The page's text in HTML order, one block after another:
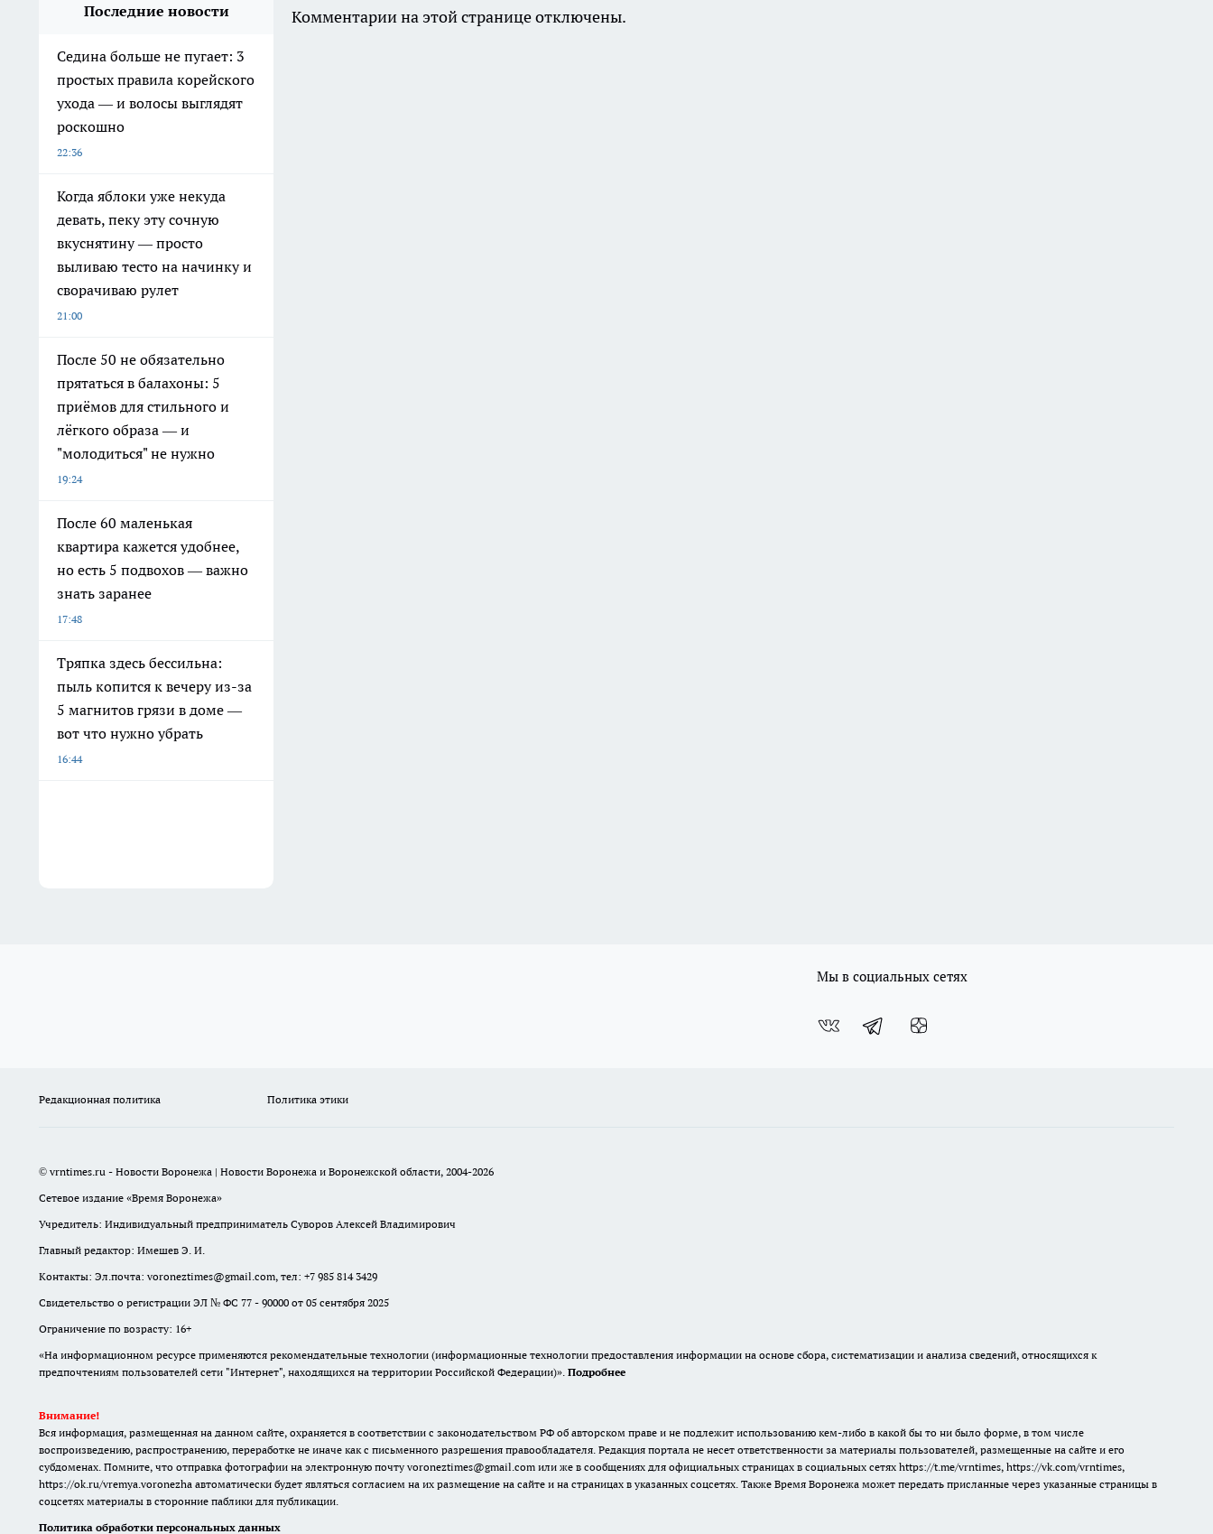
Последние новости
Седина больше не пугает: 3
простых правила корейского
ухода — и волосы выглядят
роскошно
22:36
Когда яблоки уже некуда
девать, пеку эту сочную
вкуснятину — просто
выливаю тесто на начинку и
сворачиваю рулет
21:00
После 50 не обязательно
прятаться в балахоны: 5
приёмов для стильного и
лёгкого образа — и
"молодиться" не нужно
19:24
После 60 маленькая
квартира кажется удобнее,
но есть 5 подвохов — важно
знать заранее
17:48
Тряпка здесь бессильна:
пыль копится к вечеру из-за
5 магнитов грязи в доме —
вот что нужно убрать
16:44
Комментарии на этой странице отключены.
Мы в социальных сетях
Редакционная политика Политика этики
© vrntimes.ru - Новости Воронежа | Новости Воронежа и Воронежской области, 2004-2026
Сетевое издание «Время Воронежа»
Учредитель: Индивидуальный предприниматель Суворов Алексей Владимирович
Главный редактор: Имешев Э. И.
Контакты: Эл.почта: voroneztimes@gmail.com, тел: +7 985 814 3429
Свидетельство о регистрации ЭЛ № ФС 77 - 90000 от 05 сентября 2025
Ограничение по возрасту: 16+
«На информационном ресурсе применяются рекомендательные технологии (информационные технологии предоставления информации на основе сбора, систематизации и анализа сведений, относящихся к
предпочтениям пользователей сети "Интернет", находящихся на территории Российской Федерации)». Подробнее
Внимание!
Вся информация, размещенная на данном сайте, охраняется в соответствии с законодательством РФ об авторском праве и не подлежит использованию кем-либо в какой бы то ни было форме, в том числе
воспроизведению, распространению, переработке не иначе как с письменного разрешения правообладателя. Редакция портала не несет ответственности за материалы пользователей, размещенные на сайте и его
субдоменах. Помните, что отправка фотографии на электронную почту voroneztimes@gmail.com или же в сообщениях для официальных страницах в социальных сетях https://t.me/vrntimes, https://vk.com/vrntimes,
https://ok.ru/vremya.voronezha автоматически будет являться согласием на их размещение на сайте и на страницах в указанных соцсетях. Также Время Воронежа может передать присланные через указанные страницы в
соцсетях материалы в сторонние паблики для публикации.
Политика обработки персональных данных